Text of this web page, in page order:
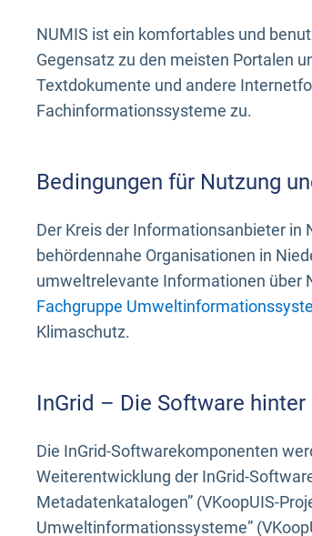
NUMIS ist ein komfortables und
Gegensatz zu den meisten Portalen
Textdokumente und andere
Fachinformationssysteme zu.
Bedingungen für Nutzung
Der Kreis der Informationsanbieter in
behördennahe Organisationen in
umweltrelevante Informationen über
Fachgruppe
Klimaschutz.
InGrid – Die Software hinter
Die InGrid-Softwarekomponenten
Weiterentwicklung der InGrid-
Metadatenkatalogen” (VKoopUIS-
Umweltinformationssysteme”